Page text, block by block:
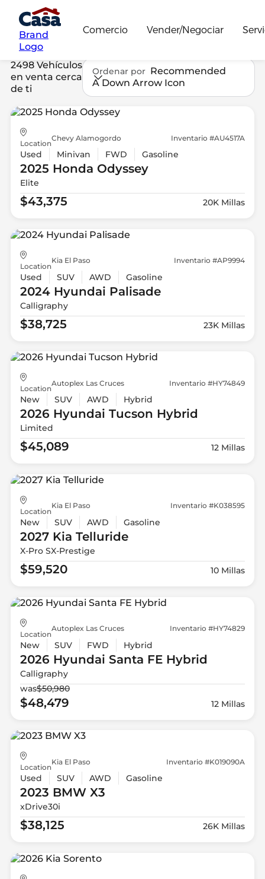
Brand
Logo
Comercio Vender/Negociar
2498 Vehículos
en venta cerca
de ti
Ordenar por Recommended
A Down Arrow Icon
Location
Chevy Alamogordo Inventario #AU4517A
Used Minivan FWD Gasoline
2025 Honda Odyssey
Elite
$43,375 20K Millas
Location
Kia El Paso Inventario #AP9994
Used SUV AWD Gasoline
2024 Hyundai Palisade
Calligraphy
$38,725 23K Millas
Location
Autoplex Las Cruces Inventario #HY74849
New SUV AWD Hybrid
2026 Hyundai Tucson Hybrid
Limited
$45,089 12 Millas
Location
Kia El Paso Inventario #K038595
New SUV AWD Gasoline
2027 Kia Telluride
X-Pro SX-Prestige
$59,520 10 Millas
Location
Autoplex Las Cruces Inventario #HY74829
New SUV FWD Hybrid
2026 Hyundai Santa FE Hybrid
Calligraphy
was$50,980
$48,479 12 Millas
Location
Kia El Paso Inventario #K019090A
Used SUV AWD Gasoline
2023 BMWX3
xDrive30i
$38,125 26K Millas